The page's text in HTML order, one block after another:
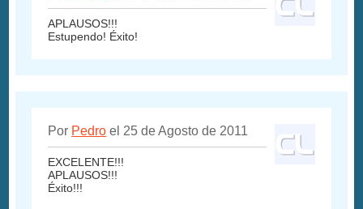
APLAUSOS!!!
Estupendo! Éxito!
Por Pedro el 25 de Agosto de 2011
EXCELENTE!!!
APLAUSOS!!!
Éxito!!!